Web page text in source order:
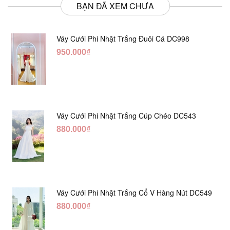
BẠN ĐÃ XEM CHƯA
Váy Cưới Phi Nhật Trắng Đuôi Cá DC998
950.000₫
Váy Cưới Phi Nhật Trắng Cúp Chéo DC543
880.000₫
Váy Cưới Phi Nhật Trắng Cổ V Hàng Nút DC549
880.000₫